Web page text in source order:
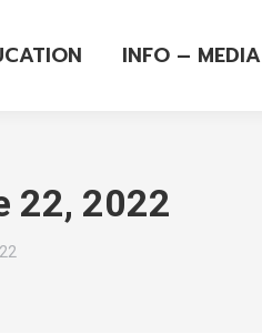
INFO – MEDIA
22, 2022
22